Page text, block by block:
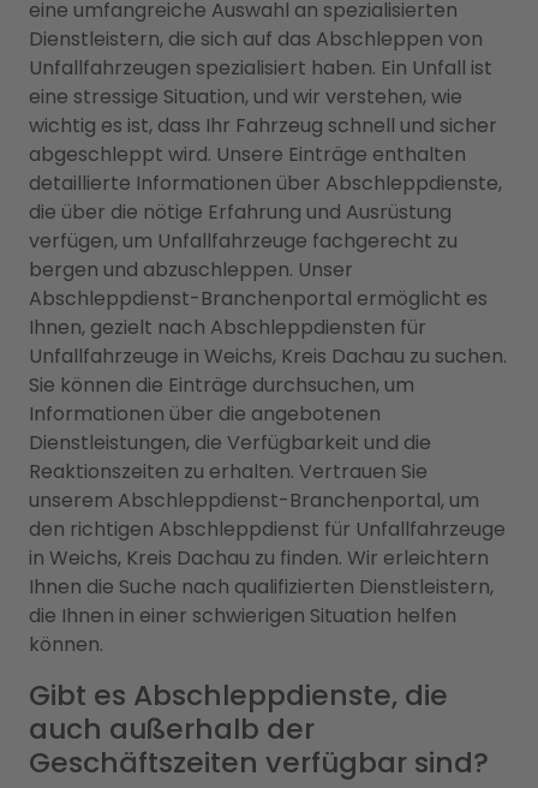
eine umfangreiche Auswahl an spezialisierten
Dienstleistern, die sich auf das Abschleppen von
Unfallfahrzeugen spezialisiert haben. Ein Unfall ist
eine stressige Situation, und wir verstehen, wie
wichtig es ist, dass Ihr Fahrzeug schnell und sicher
abgeschleppt wird. Unsere Einträge enthalten
detaillierte Informationen über Abschleppdienste,
die über die nötige Erfahrung und Ausrüstung
verfügen, um Unfallfahrzeuge fachgerecht zu
bergen und abzuschleppen. Unser
Abschleppdienst-Branchenportal ermöglicht es
Ihnen, gezielt nach Abschleppdiensten für
Unfallfahrzeuge in Weichs, Kreis Dachau zu suchen.
Sie können die Einträge durchsuchen, um
Informationen über die angebotenen
Dienstleistungen, die Verfügbarkeit und die
Reaktionszeiten zu erhalten. Vertrauen Sie
unserem Abschleppdienst-Branchenportal, um
den richtigen Abschleppdienst für Unfallfahrzeuge
in Weichs, Kreis Dachau zu finden. Wir erleichtern
Ihnen die Suche nach qualifizierten Dienstleistern,
die Ihnen in einer schwierigen Situation helfen
können.
Gibt es Abschleppdienste, die
auch außerhalb der
Geschäftszeiten verfügbar sind?